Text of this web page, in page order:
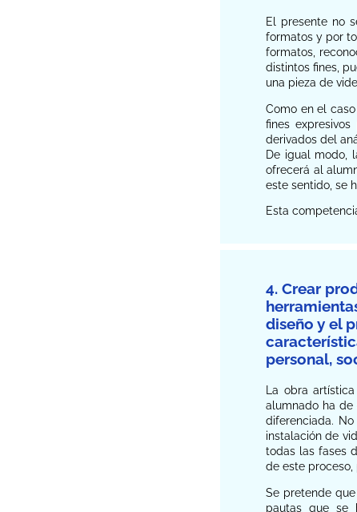
El presente no
formatos y por
formatos,
distintos fines,
una pieza de
Como en el
fines
derivados del
De igual modo,
ofrecerá al
este sentido, se
Esta
4. Crear
diseño y el
personal,
La obra
alumnado ha de
diferenciada.
instalación de
todas las fases
de este
Se pretende
pautas que se